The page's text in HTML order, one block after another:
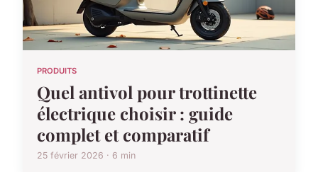
PRODUITS
Quel antivol pour trottinette
électrique choisir : guide
complet et comparatif
25 février 2026 · 6 min